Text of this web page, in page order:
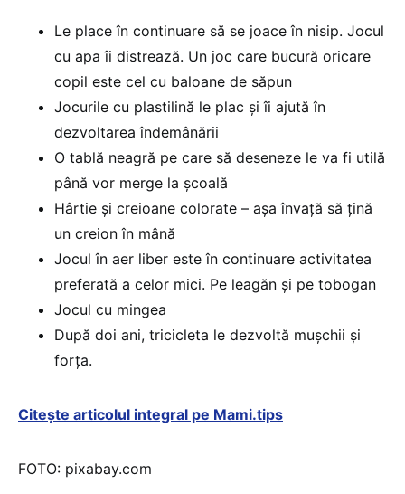
Le place în continuare să se joace în nisip. Jocul
cu apa îi distrează. Un joc care bucură oricare
copil este cel cu baloane de săpun
Jocurile cu plastilină le plac şi îi ajută în
dezvoltarea îndemânării
O tablă neagră pe care să deseneze le va fi utilă
până vor merge la școală
Hârtie și creioane colorate – așa învață să țină
un creion în mână
Jocul în aer liber este în continuare activitatea
preferată a celor mici. Pe leagăn și pe tobogan
Jocul cu mingea
După doi ani, tricicleta le dezvoltă muşchii şi
forţa.
Citește articolul integral pe Mami.tips
FOTO: pixabay.com